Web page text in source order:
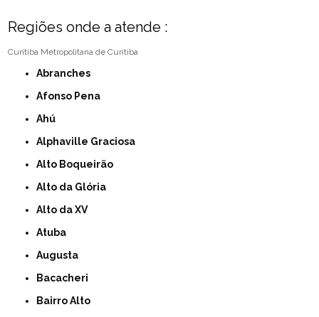
Regiões onde a atende :
Curitiba Metropolitana de Curitiba
Abranches
Afonso Pena
Ahú
Alphaville Graciosa
Alto Boqueirão
Alto da Glória
Alto da XV
Atuba
Augusta
Bacacheri
Bairro Alto